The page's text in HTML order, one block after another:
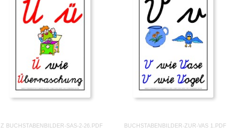
Z BUCHSTABENBILDER-SAS-2-26.PDF BUCHSTABENBILDER-ZUR-VAS 1.PDF